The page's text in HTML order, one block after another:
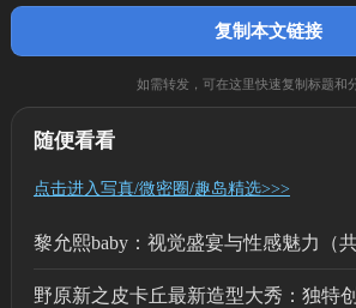
复制本文链接
如需转发，可在这里快速复制标题和
随便看看
点击进入写真/微密圈/趣岛精选>>>
黎允熙baby：视觉盛宴与性感魅力（共
野原新之皮卡丘最新造型大秀：独特